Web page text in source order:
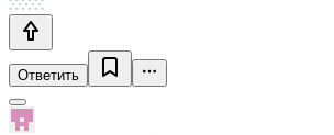
Ответить